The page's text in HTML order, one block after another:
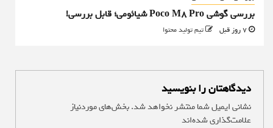
بررسی گوشی Poco M8 Pro شیائومی؛ قابل بررسی!
تیم تولید محتوا
دیدگاهتان را بنویسید
نشانی ایمیل شما منتشر نخواهد شد.بخش‌های موردنیاز
علامت‌گذاری شده‌اند